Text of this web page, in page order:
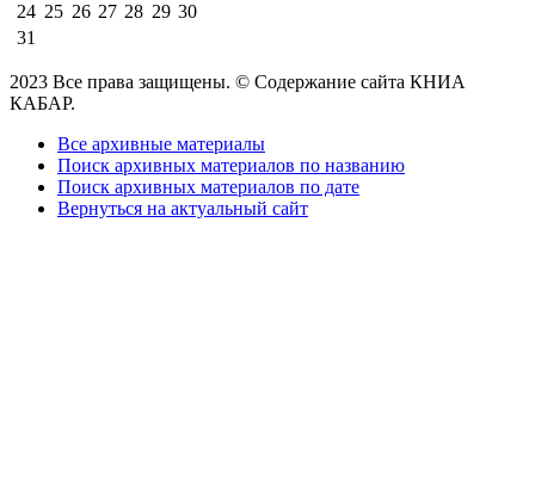
24 25 26 27 28 29 30
31
2023 Все права защищены. © Содержание сайта КНИА
КАБАР.
Все архивные материалы
Поиск архивных материалов по названию
Поиск архивных материалов по дате
Вернуться на актуальный сайт